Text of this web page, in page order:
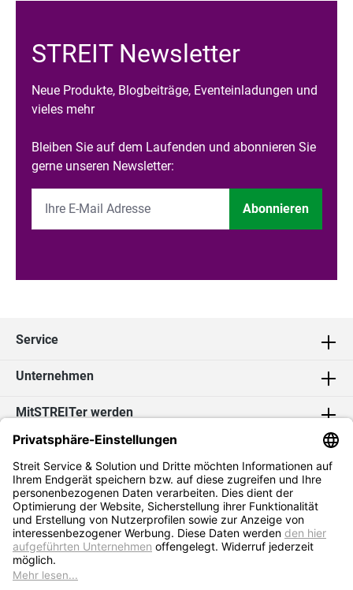
STREIT Newsletter
Neue Produkte, Blogbeiträge, Eventeinladungen und
vieles mehr
Bleiben Sie auf dem Laufenden und abonnieren Sie
gerne unseren Newsletter:
Abonnieren
Service
Unternehmen
MitSTREITer werden
Kontakt
Social Media